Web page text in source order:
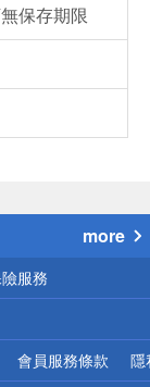
保存期限
more
服務
會員服務條款 隱